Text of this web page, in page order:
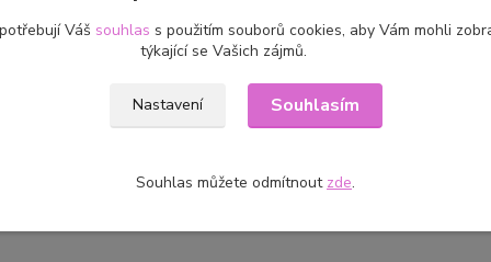
v kategoriích
Váš souhlas s použitím souborů cookies, aby Vám mohli
týkající se Vašich zájmů.
Nastavení Souhlasím
Souhlas můžete odmítnout zde.